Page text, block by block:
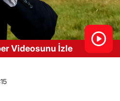
Videosunu İzle